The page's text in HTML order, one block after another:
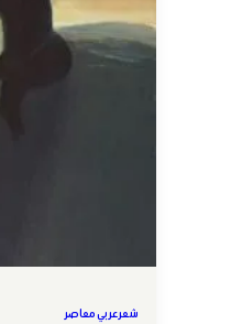
شعر عربي معاصر